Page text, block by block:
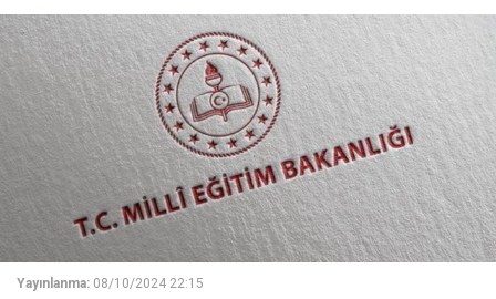
Yayınlanma: 08/10/2024 22:15